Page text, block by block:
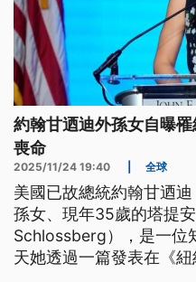
約翰甘迺迪外孫女自曝
喪命
2025/11/24 19:40 全球
美國已故總統約翰甘迺
孫女、現年35歲的塔提
Schlossberg），是一位
天她透過一篇發表在《